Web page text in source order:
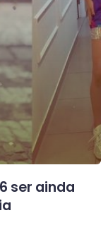
ser ainda